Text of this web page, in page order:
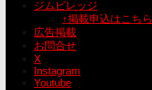
ジムビレッジ
↑掲載申込はこちら
広告掲載
お問合せ
X
Instagram
Youtube